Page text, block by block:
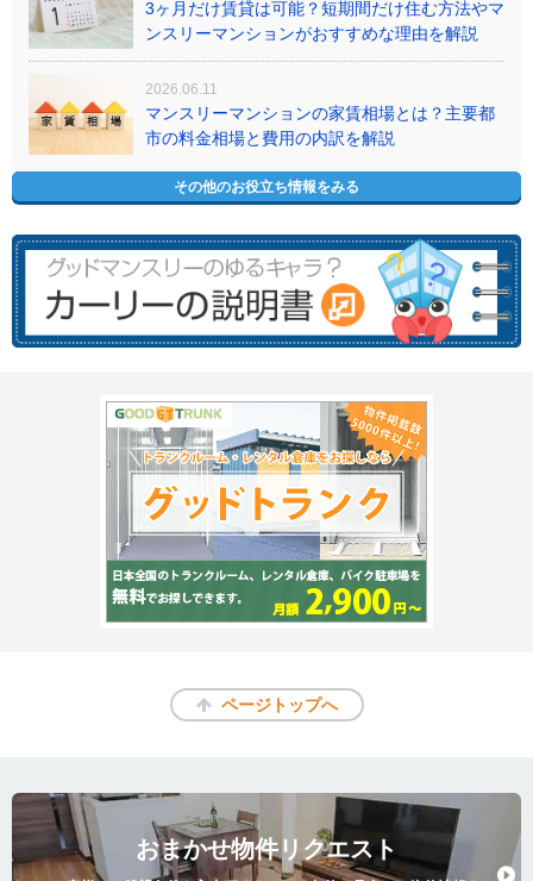
3ヶ月だけ賃貸は可能？短期間だけ住む方法やマ
ンスリーマンションがおすすめな理由を解説
2026.06.11
マンスリーマンションの家賃相場とは？主要都
市の料金相場と費用の内訳を解説
その他のお役立ち情報をみる
ページトップへ
おまかせ物件リクエスト